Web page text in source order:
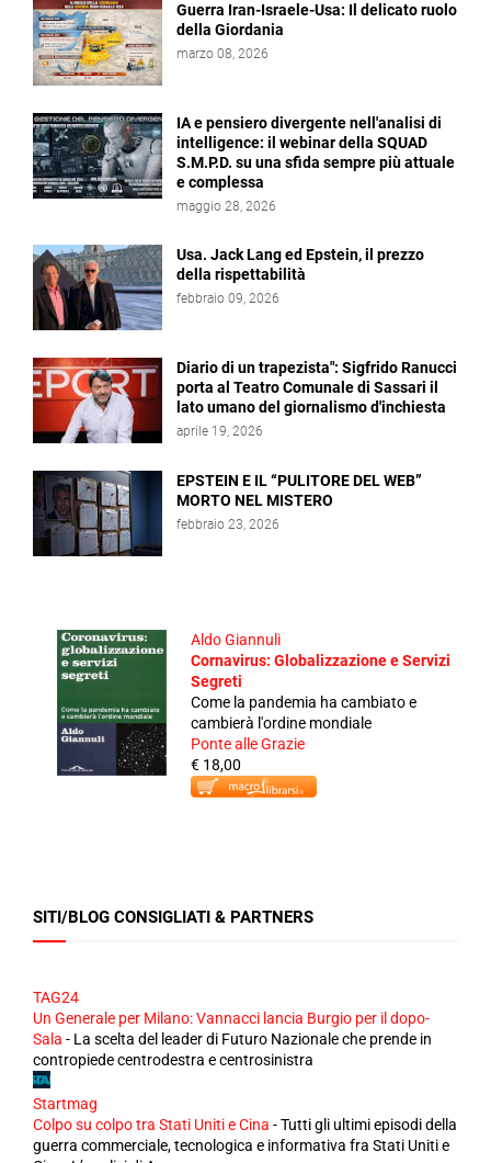
Guerra Iran-Israele-Usa: Il delicato ruolo
della Giordania
marzo 08, 2026
IA e pensiero divergente nell'analisi di
intelligence: il webinar della SQUAD
S.M.P.D. su una sfida sempre più attuale
e complessa
maggio 28, 2026
Usa. Jack Lang ed Epstein, il prezzo
della rispettabilità
febbraio 09, 2026
Diario di un trapezista": Sigfrido Ranucci
porta al Teatro Comunale di Sassari il
lato umano del giornalismo d'inchiesta
aprile 19, 2026
EPSTEIN E IL “PULITORE DEL WEB”
MORTO NEL MISTERO
febbraio 23, 2026
Aldo Giannuli
Cornavirus: Globalizzazione e Servizi
Segreti
Come la pandemia ha cambiato e
cambierà l'ordine mondiale
Ponte alle Grazie
€ 18,00
SITI/BLOG CONSIGLIATI & PARTNERS
TAG24
Un Generale per Milano: Vannacci lancia Burgio per il dopo-
Sala - La scelta del leader di Futuro Nazionale che prende in
contropiede centrodestra e centrosinistra
Startmag
Colpo su colpo tra Stati Uniti e Cina -Tutti gli ultimi episodi della
guerra commerciale, tecnologica e informativa fra Stati Uniti e